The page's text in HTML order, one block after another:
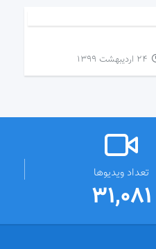
۲۴ اردیبهشت ۱۳۹۹
تعداد ویدیوها
31,081